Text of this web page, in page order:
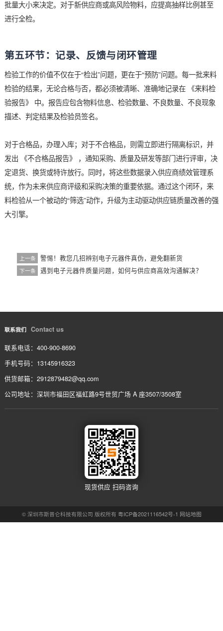
行比对。严重偏离正常范围则意味着内部可能已损坏。
功能与参数测试：搭建一个标准的测试电路（或使用现成的测
参数（如工作电流、运行频率、放大增益、精度等）是否完全
据手册的规格要求。许多从旧板上拆下的“翻新件”可能基本功能
但其性能已大幅“缩水”，处于规格书的边缘，无法保证在最终产
长期稳定性。
抽样比例应根据物料的 critical程度（关键性）、供应商的既往
进行全检。
第五环节：记录、反馈与闭环管理
检验工作的价值不仅在于“检出”问题，更在于“预防”问题。每一
描述、判定结果及检验员签名。
统，作为未来供应商评级和采购决策的重要依据。通过这个闭
料检验从一个被动的“筛选”动作，升级为主动驱动供应链质量改
大引擎。
遇到电子元器件质量问题，如何与供应商高效沟通解决
联系电话：400-900-8690